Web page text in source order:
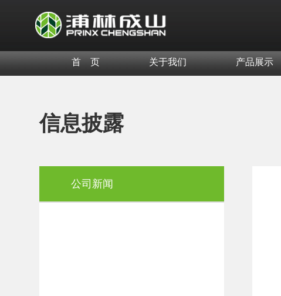
首 页 关于我们 产品展示
信息披露
公司新闻